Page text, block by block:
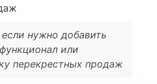
нужно добавить
или
перекрестных продаж